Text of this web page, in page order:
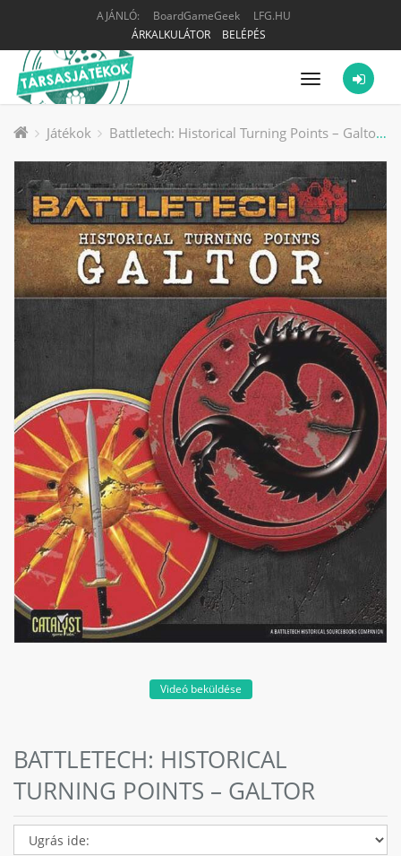
AJÁNLÓ: BoardGameGeek
LFG.HU
ÁRKALKULÁTOR
BELÉPÉS
Menü
Játékok Battletech: Historical Turning Points – Galtor társasjáték kiegészítő
Videó beküldése
BATTLETECH: HISTORICAL
TURNING POINTS – GALTOR